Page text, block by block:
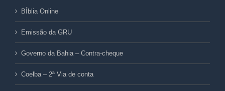
BÍblia Online
Emissão da GRU
Governo da Bahia – Contra-cheque
Coelba – 2ª Via de conta